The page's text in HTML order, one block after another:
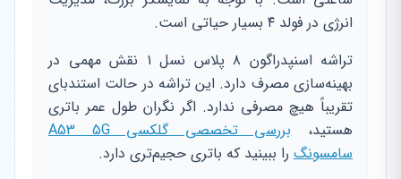
انرژی در فولد ۴ بسیار حیاتی است.
تراشه اسنپدراگون ۸ پلاس نسل ۱ نقش مهمی در
بهینه‌سازی مصرف دارد. این تراشه در حالت استندبای
تقریباً هیچ مصرفی ندارد. اگر نگران طول عمر باتری
هستید،
بررسی تخصصی گلکسی A53 5G
سامسونگ را ببینید که باتری حجیم‌تری دارد.